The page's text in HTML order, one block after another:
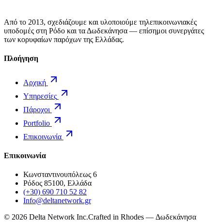
Από το 2013, σχεδιάζουμε και υλοποιούμε τηλεπικοινωνιακές
υποδομές στη Ρόδο και τα Δωδεκάνησα — επίσημοι συνεργάτες
των κορυφαίων παρόχων της Ελλάδας.
Πλοήγηση
Αρχική
Υπηρεσίες
Πάροχοι
Portfolio
Επικοινωνία
Επικοινωνία
Κωνσταντινουπόλεως 6
Ρόδος 85100, Ελλάδα
(+30) 690 710 52 82
Info@deltanetwork.gr
© 2026 Delta Network Inc.Crafted in Rhodes — Δωδεκάνησα